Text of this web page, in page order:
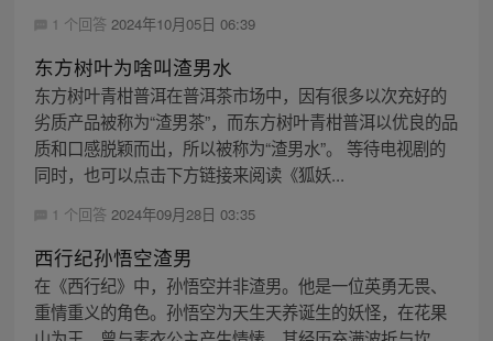
1 个回答 2024年10月05日 06:39
东方树叶为啥叫渣男水
东方树叶青柑普洱在普洱茶市场中，因有很多以次充好的
劣质产品被称为“渣男茶”，而东方树叶青柑普洱以优良的品
质和口感脱颖而出，所以被称为“渣男水”。 等待电视剧的
同时，也可以点击下方链接来阅读《狐妖...
1 个回答 2024年09月28日 03:35
西行纪孙悟空渣男
在《西行纪》中，孙悟空并非渣男。他是一位英勇无畏、
重情重义的角色。孙悟空为天生天养诞生的妖怪，在花果